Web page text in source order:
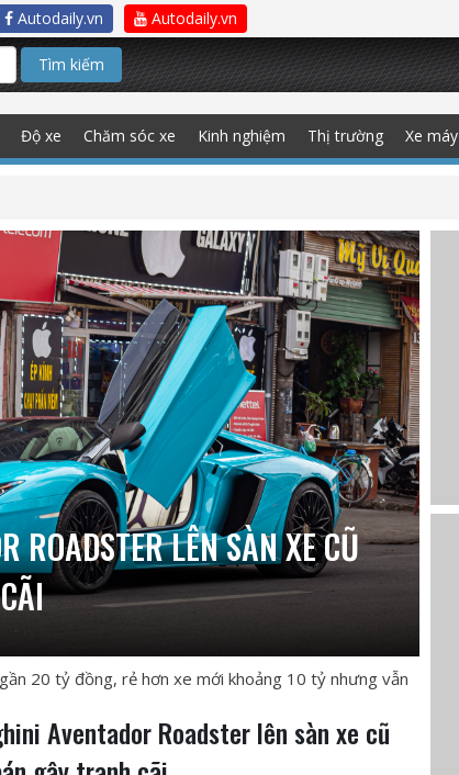
Autodaily.vn Autodaily.vn
Tìm kiếm
Độ xe Chăm sóc xe Kinh nghiệm Thị trường Xe máy
ROADSTER LÊN SÀN XE CŨ
20 tỷ đồng, rẻ hơn xe mới khoảng 10 tỷ nhưng vẫn
Aventador Roadster lên sàn xe cũ